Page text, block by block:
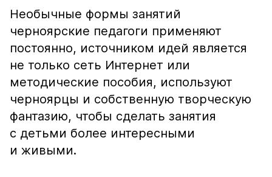
Необычные формы занятий
черноярские педагоги применяют
постоянно, источником идей является
не только сеть Интернет или
методические пособия, используют
черноярцы и собственную творческую
фантазию, чтобы сделать занятия
с детьми более интересными
и живыми.